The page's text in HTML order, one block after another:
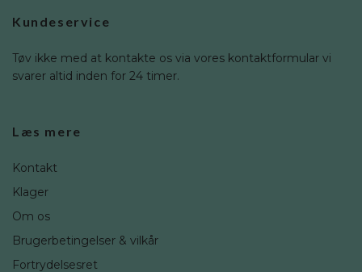
Kundeservice
Tøv ikke med at kontakte os via vores kontaktformular vi
svarer altid inden for 24 timer.
Læs mere
Kontakt
Klager
Om os
Brugerbetingelser & vilkår
Fortrydelsesret